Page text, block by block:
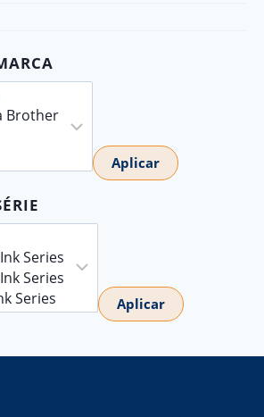
Aplicar
Aplicar